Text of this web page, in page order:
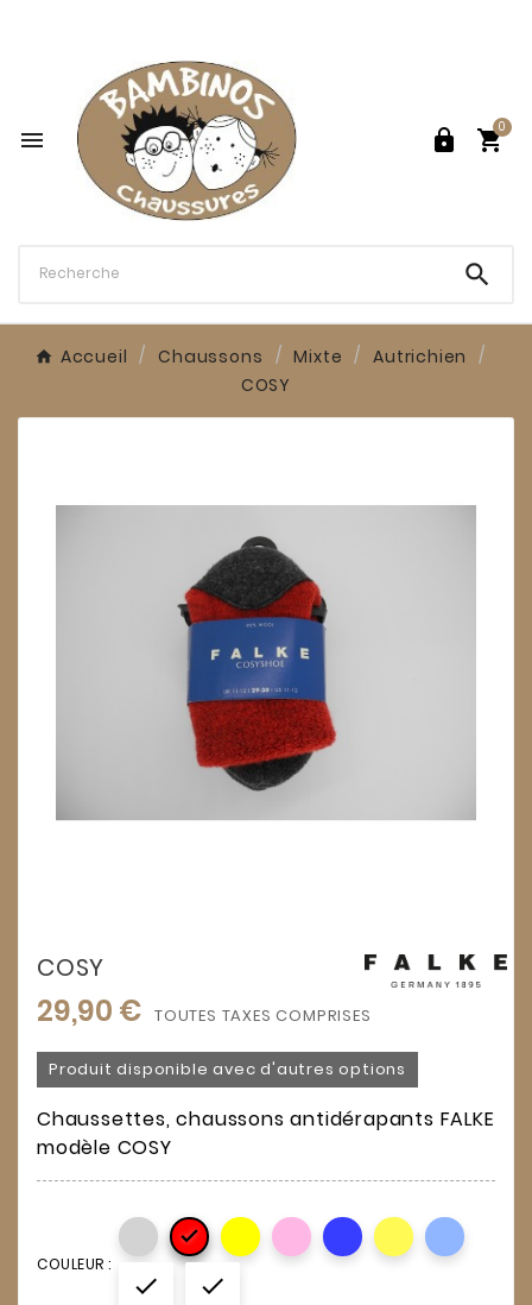
  
0

Accueil Chaussons Mixte
Autrichien
COSY
COSY
29,90 € TOUTES TAXES COMPRISES
Produit disponible avec d'autres options
Chaussettes, chaussons antidérapants FALKE
modèle COSY
COULEUR :

 